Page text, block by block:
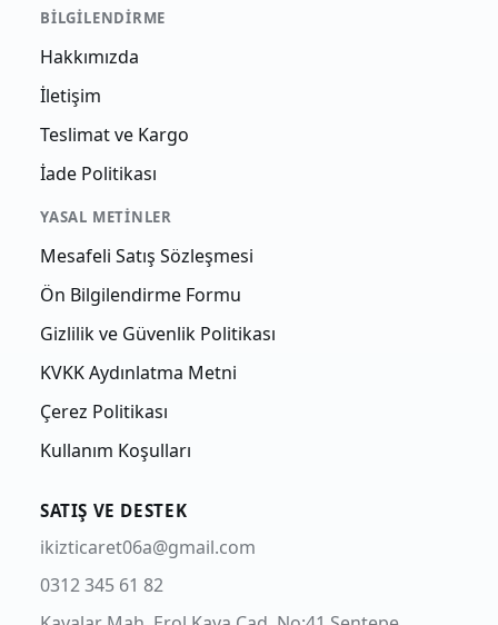
BILGILENDIRME
Hakkımızda
İletişim
Teslimat ve Kargo
İade Politikası
YASAL METINLER
Mesafeli Satış Sözleşmesi
Ön Bilgilendirme Formu
Gizlilik ve Güvenlik Politikası
KVKK Aydınlatma Metni
Çerez Politikası
Kullanım Koşulları
SATIŞ VE DESTEK
ikizticaret06a@gmail.com
0312 345 61 82